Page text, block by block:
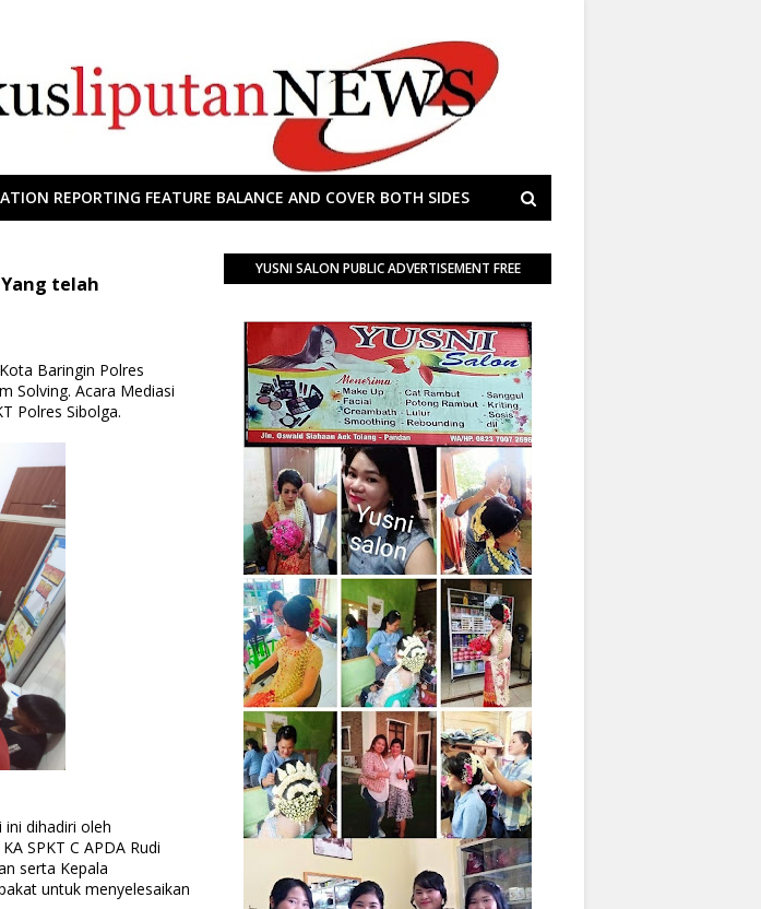
REPORTING FEATURE BALANCE AND COVER BOTH SIDES
telah
Baringin Polres
Solving. Acara Mediasi
Polres Sibolga.
ini dihadiri oleh
SPKT C APDA Rudi
serta Kepala
untuk menyelesaikan
YUSNI SALON PUBLIC ADVERTISEMENT FREE